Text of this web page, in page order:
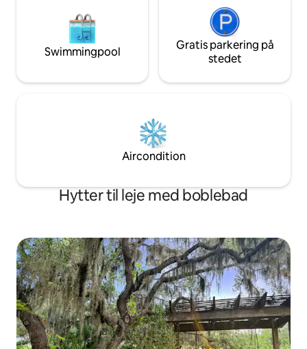
Swimmingpool
Gratis parkering på
stedet
Aircondition
Hytter til leje med boblebad